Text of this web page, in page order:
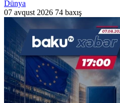
Dünya
07 avqust 2026 74 baxış